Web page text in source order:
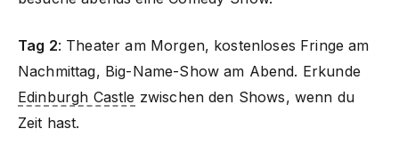
Tag 2: Theater am Morgen, kostenloses Fringe am
Nachmittag, Big-Name-Show am Abend. Erkunde
Edinburgh Castle zwischen den Shows, wenn du
Zeit hast.